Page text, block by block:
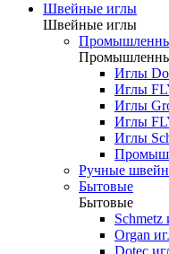
Швейные иглы
Швейные иглы
Иглы
Иглы
Иглы
Иглы
Иглы
Ручные
Бытовые
Бытовые
Organ
Dotec